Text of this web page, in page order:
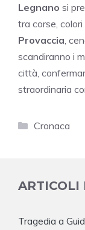
Legnano si
tra corse,
Provaccia ,
scandiranno i
città,
straordinaria
Categorie
Cronaca
ARTICOLI
Tragedia a